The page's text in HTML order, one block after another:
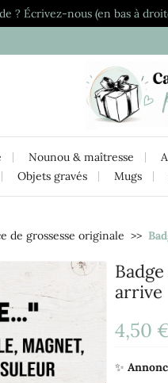
? Écrivez-nous (en bas à
Nounou & maîtresse
Objets gravés Mugs
de grossesse originale
arrive
4,50
✨